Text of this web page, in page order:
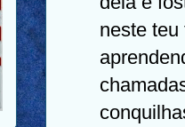
neste